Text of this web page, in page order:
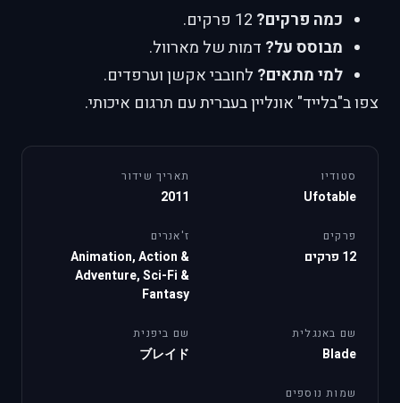
כמה פרקים?
מבוסס על? דמות של מארוול.
למי מתאים? לחובבי אקשן וערפדים.
צפו ב"בלייד" אונליין בעברית עם תרגום איכותי.
סטודיו
Ufotable
תאריך שידור
2011
פרקים
12 פרקים
ז'אנרים
Animation, Action &
Adventure, Sci-Fi &
Fantasy
שם באנגלית
Blade
שם ביפנית
ブレイド
שמות נוספים